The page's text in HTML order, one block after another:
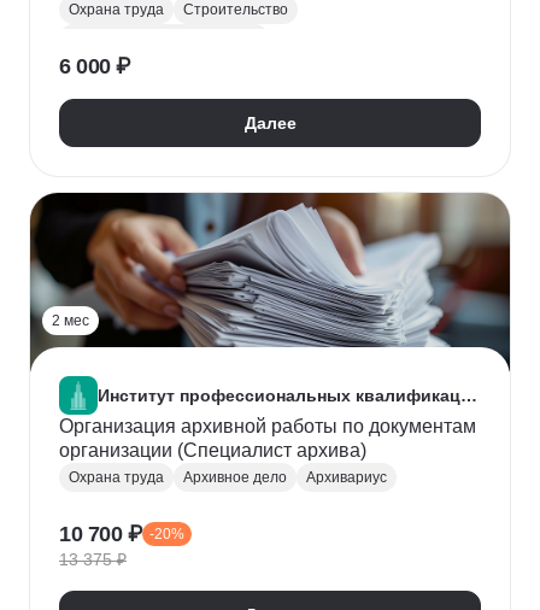
Охрана труда
Строительство
Пожарная безопасность
6 000 ₽
Далее
2 мес
Институт профессиональных квалификаций
Организация архивной работы по документам
организации (Специалист архива)
Охрана труда Архивное дело Архивариус
10 700 ₽ -20%
13 375 ₽